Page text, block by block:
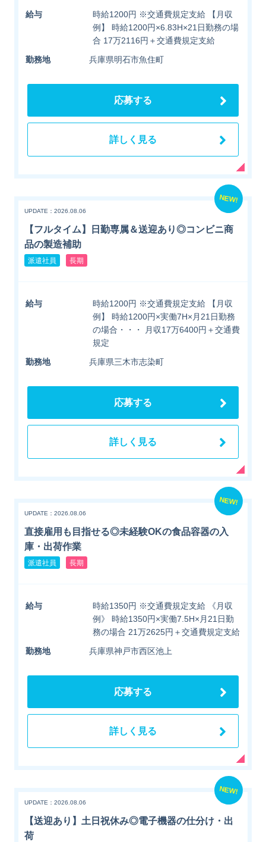
給与
時給1200円 ※交通費規定支給 【月収
例】 時給1200円×6.83H×21日勤務の場
合 17万2116円＋交通費規定支給
勤務地
兵庫県明石市魚住町
応募する
詳しく見る
NEW!
UPDATE：2026.08.06
【フルタイム】日勤専属＆送迎あり◎コンビニ商
品の製造補助
派遣社員 長期
給与
時給1200円 ※交通費規定支給 【月収
例】 時給1200円×実働7H×月21日勤務
の場合・・・ 月収17万6400円＋交通費
規定
勤務地
兵庫県三木市志染町
応募する
詳しく見る
NEW!
UPDATE：2026.08.06
直接雇用も目指せる◎未経験OKの食品容器の入
庫・出荷作業
派遣社員 長期
給与
時給1350円 ※交通費規定支給 《月収
例》 時給1350円×実働7.5H×月21日勤
務の場合 21万2625円＋交通費規定支給
勤務地
兵庫県神戸市西区池上
応募する
詳しく見る
NEW!
UPDATE：2026.08.06
【送迎あり】土日祝休み◎電子機器の仕分け・出
荷